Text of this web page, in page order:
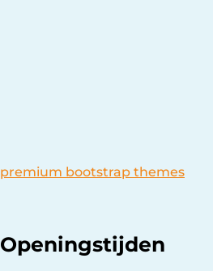
premium bootstrap themes
Openingstijden